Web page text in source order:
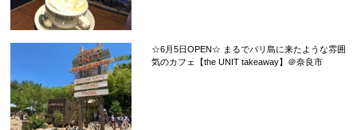
☆6月5日OPEN☆ まるでバリ島に来たような雰囲
気のカフェ【the UNIT takeaway】＠奈良市